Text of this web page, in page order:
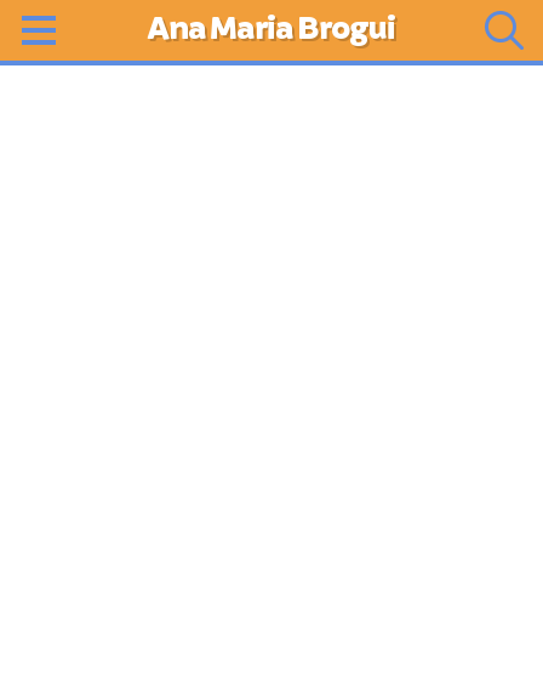
Ana Maria Brogui